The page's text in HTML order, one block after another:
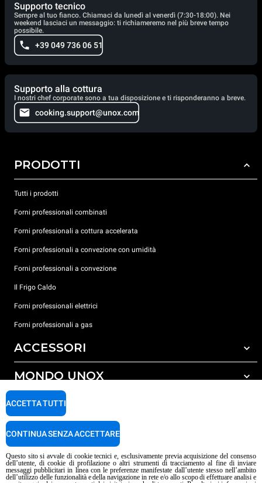
Supporto tecnico
Sempre al tuo fianco. Chiamaci da lunedì al venerdì (7:30-18:00). Nei
weekend lasciaci un messaggio: ti richiameremo nel più breve tempo
possibile.
+39 049 736 06 51
Supporto alla cottura
I nostri chef corporate sono a tua disposizione e ti risponderanno a breve.
cooking.support@unox.com
PRODOTTI
Tutti i prodotti
Forni professionali combinati
Forni professionali a cottura accelerata
Forni professionali a convezione con umidità
Forni professionali a convezione
Il Frigo Caldo
Forni professionali elettrici
Forni professionali a gas
ACCESSORI
Tutti gli accessori
Detergenti per lavaggio automatico
Detergenti per lavaggio manuale
Trattamento acqua con filtro a resine
MONDO UNOX
Le nostre sedi nel mondo
SUPPORTO
Garanzia Unox
Trova Centri Service
Informativa sui contenuti IA
Privacy policy Cookie policy
Questo sito si avvale di cookie tecnici e, esclusivamente previa acquisizione del consenso
dell’utente, di cookie di profilazione o altri strumenti di tracciamento al fine di inviare
messaggi pubblicitari in linea con le preferenze manifestate dall’utente stesso nell’ambito
dell’utilizzo delle funzionalità e della navigazione in rete e/o allo scopo di effettuare analisi e
ACCETTA TUTTI
CONTINUA SENZA ACCETTARE